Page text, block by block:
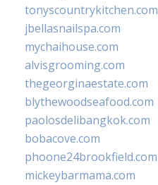
tonyscountrykitchen.com
jbellasnailspa.com
mychaihouse.com
alvisgrooming.com
thegeorginaestate.com
blythewoodseafood.com
paolosdelibangkok.com
bobacove.com
phoone24brookfield.com
mickeybarmama.com